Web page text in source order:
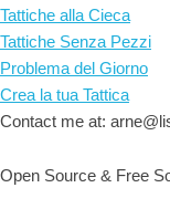
Tattiche alla Cieca
Tattiche Senza Pezzi
Problema del Giorno
Crea la tua Tattica
Contact me at:
Open Source & Free